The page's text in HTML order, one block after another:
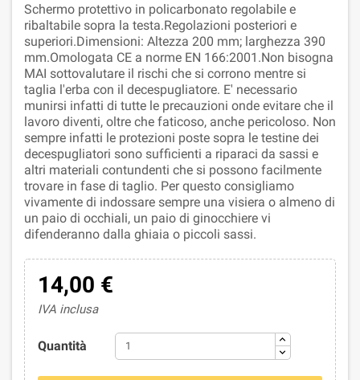
Schermo protettivo in policarbonato regolabile e
ribaltabile sopra la testa.Regolazioni posteriori e
superiori.Dimensioni: Altezza 200 mm; larghezza 390
mm.Omologata CE a norme EN 166:2001.Non bisogna
MAI sottovalutare il rischi che si corrono mentre si
taglia l'erba con il decespugliatore. E' necessario
munirsi infatti di tutte le precauzioni onde evitare che il
lavoro diventi, oltre che faticoso, anche pericoloso. Non
sempre infatti le protezioni poste sopra le testine dei
decespugliatori sono sufficienti a riparaci da sassi e
altri materiali contundenti che si possono facilmente
trovare in fase di taglio. Per questo consigliamo
vivamente di indossare sempre una visiera o almeno di
un paio di occhiali, un paio di ginocchiere vi
difenderanno dalla ghiaia o piccoli sassi.
14,00 €
IVA inclusa
Quantità